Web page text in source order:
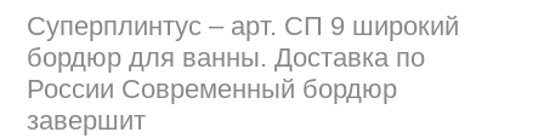
Суперплинтус – арт. СП 9 широкий
бордюр для ванны. Доставка по
России Современный бордюр
завершит